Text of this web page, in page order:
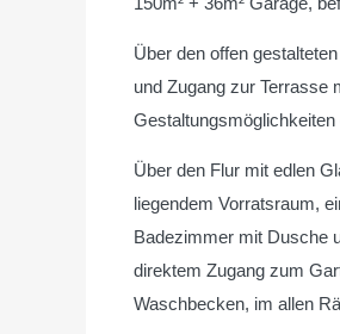
Über den offen
und Zugang zur Terrasse
Gestaltungsmöglichkeiten
Über den Flur mit edlen
liegendem Vorratsraum,
Badezimmer mit Dusche
direktem Zugang zum
Waschbecken, im allen